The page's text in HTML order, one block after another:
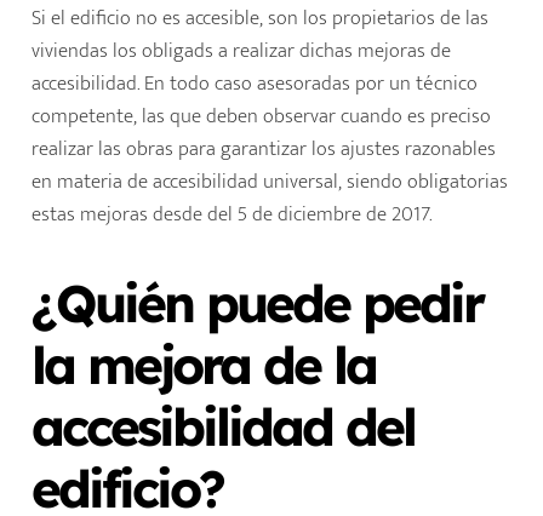
Si el edificio no es accesible, son los propietarios de las
viviendas los obligads a realizar dichas mejoras de
accesibilidad. En todo caso asesoradas por un técnico
competente, las que deben observar cuando es preciso
realizar las obras para garantizar los ajustes razonables
en materia de accesibilidad universal, siendo obligatorias
estas mejoras desde del 5 de diciembre de 2017.
¿Quién puede pedir
la mejora de la
accesibilidad del
edificio?